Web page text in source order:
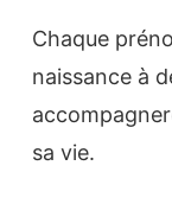
Chaque
naissance à
sa vie.